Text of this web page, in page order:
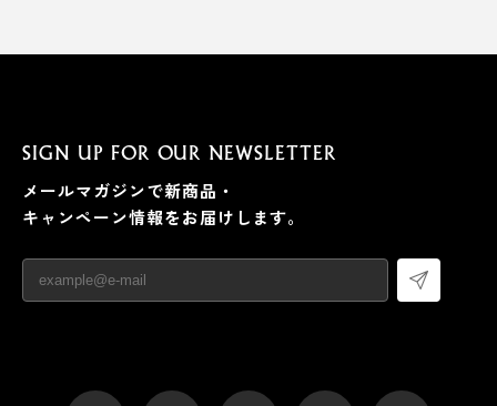
SIGN UP FOR OUR NEWSLETTER
メールマガジンで新商品・
キャンペーン情報をお届けします。